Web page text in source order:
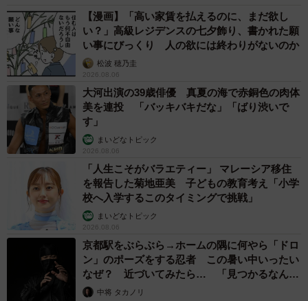
【漫画】「高い家賃を払えるのに、まだ欲し
い？」高級レジデンスの七夕飾り、書かれた願
い事にびっくり 人の欲には終わりがないのか
松波 穂乃圭
2026.08.06
大河出演の39歳俳優 真夏の海で赤銅色の肉体
美を連投 「バッキバキだな」「ばり渋いで
す」
まいどなトピック
2026.08.06
「人生こそがバラエティー」 マレーシア移住
を報告した菊地亜美 子どもの教育考え「小学
校へ入学するこのタイミングで挑戦」
まいどなトピック
2026.08.06
京都駅をぶらぶら→ホームの隅に何やら「ドロ
ン」のポーズをする忍者 この暑い中いったい
なぜ？ 近づいてみたら… 「見つかるなんて
未熟」中将 タカノリ